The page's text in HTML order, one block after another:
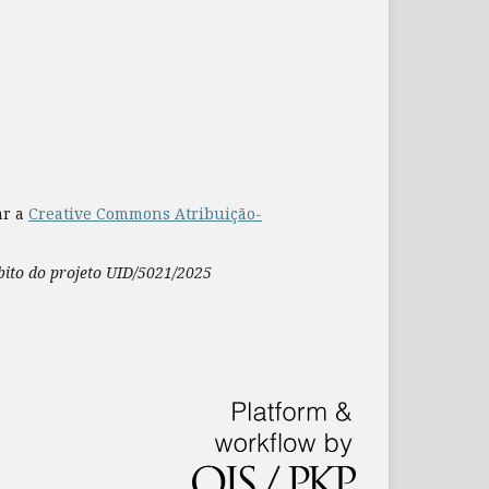
a Creative Commons Atribuição-
do projeto UID/5021/2025